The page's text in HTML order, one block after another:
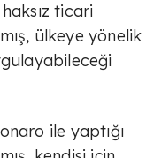
ticari
ülkeye yönelik
ile yaptığı